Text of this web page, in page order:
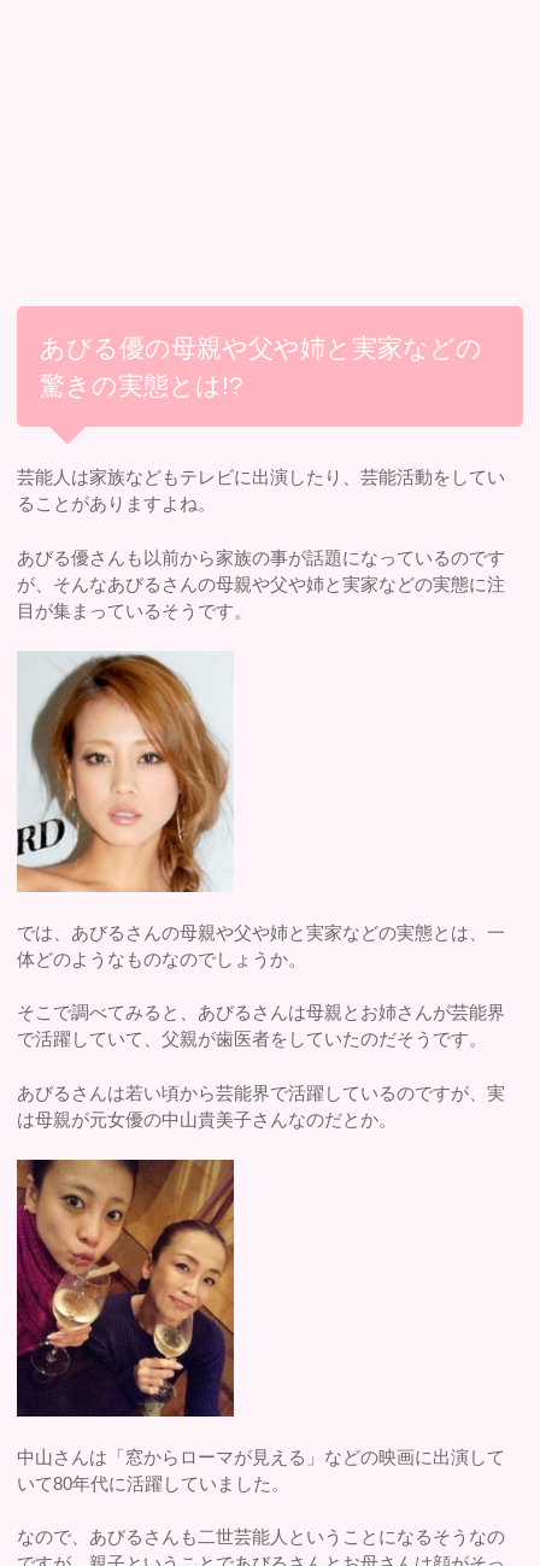
あびる優の母親や父や姉と実家などの
驚きの実態とは!?
芸能人は家族などもテレビに出演したり、芸能活動をしてい
ることがありますよね。
あびる優さんも以前から家族の事が話題になっているのです
が、そんなあびるさんの母親や父や姉と実家などの実態に注
目が集まっているそうです。
では、あびるさんの母親や父や姉と実家などの実態とは、一
体どのようなものなのでしょうか。
そこで調べてみると、あびるさんは母親とお姉さんが芸能界
で活躍していて、父親が歯医者をしていたのだそうです。
あびるさんは若い頃から芸能界で活躍しているのですが、実
は母親が元女優の中山貴美子さんなのだとか。
中山さんは「窓からローマが見える」などの映画に出演して
いて80年代に活躍していました。
なので、あびるさんも二世芸能人ということになるそうなの